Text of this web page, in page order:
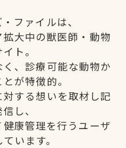
ファイルは、
大中の獣医師・動物
ト。
、診療可能な動物か
が特徴的。
する想いを取材し記
し、
康管理を行うユーザ
います。